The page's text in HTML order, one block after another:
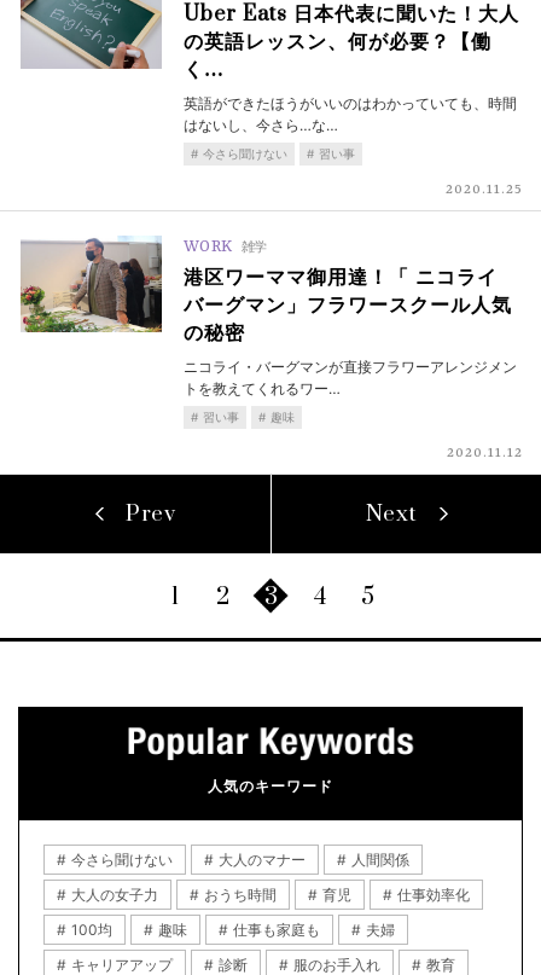
Uber Eats 日本代表に聞いた！大人
の英語レッスン、何が必要？【働
く…
英語ができたほうがいいのはわかっていても、時間
はないし、今さら…な…
今さら聞けない 習い事
2020.11.25
WORK 雑学
港区ワーママ御用達！「 ニコライ
バーグマン」フラワースクール人気
の秘密
ニコライ・バーグマンが直接フラワーアレンジメン
トを教えてくれるワー…
習い事 趣味
2020.11.12
Prev
1 2 3 4 5
Next
人気のキーワード
今さら聞けない 大人のマナー
人間関係
大人の女子力
おうち時間 育児
仕事効率化
100均
趣味 仕事も家庭も
夫婦
キャリアアップ
診断 服のお手入れ
教育